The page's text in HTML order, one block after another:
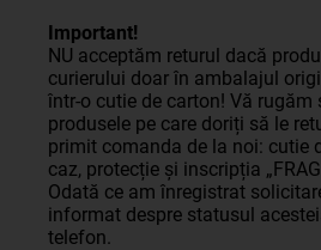
Important!
NU acceptăm returul dacă
curierului doar în ambalajul
într-o cutie de carton! Vă rugăm
produsele pe care doriți să le
primit comanda de la noi: cutie
caz, protecție și inscripția
Odată ce am înregistrat
informat despre statusul
telefon.